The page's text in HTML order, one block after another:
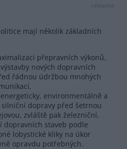
reklama
mají několik základních
přepravních výkonů,
nových dopravních
řádnou údržbou mnohých
environmentálně a
dopravy před šetrnou
zvláště pak železniční,
dopravních staveb podle
lobystické kliky na úkor
opravdu potřebných.